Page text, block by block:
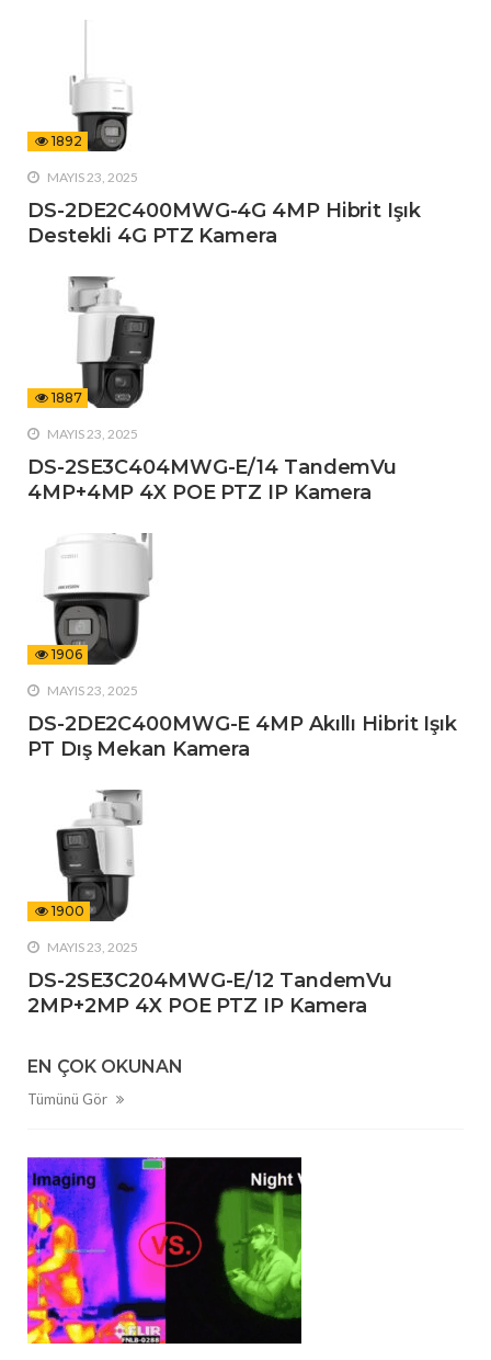
1892
MAYIS 23, 2025
DS-2DE2C400MWG-4G 4MP Hibrit Işık
Destekli 4G PTZ Kamera
1887
MAYIS 23, 2025
DS-2SE3C404MWG-E/14 TandemVu
4MP+4MP 4X POE PTZ IP Kamera
1906
MAYIS 23, 2025
DS-2DE2C400MWG-E 4MP Akıllı Hibrit Işık
PT Dış Mekan Kamera
1900
MAYIS 23, 2025
DS-2SE3C204MWG-E/12 TandemVu
2MP+2MP 4X POE PTZ IP Kamera
EN ÇOK OKUNAN
Tümünü Gör